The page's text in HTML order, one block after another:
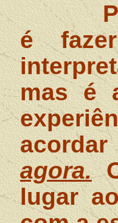
é
mas é
agora.
lugar